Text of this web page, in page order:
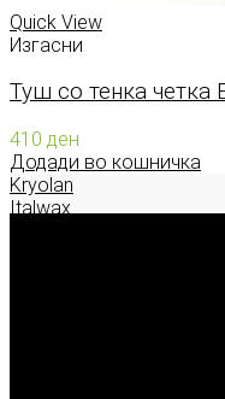
Quick View
Изгасни
Туш со тенка четка
410 ден
Додади во кошничка
Kryolan
Italwax